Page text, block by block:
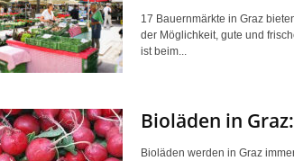
17 Bauernmärkte in Graz
der Möglichkeit, gute und
ist beim...
Bioläden in
Bioläden werden in Graz